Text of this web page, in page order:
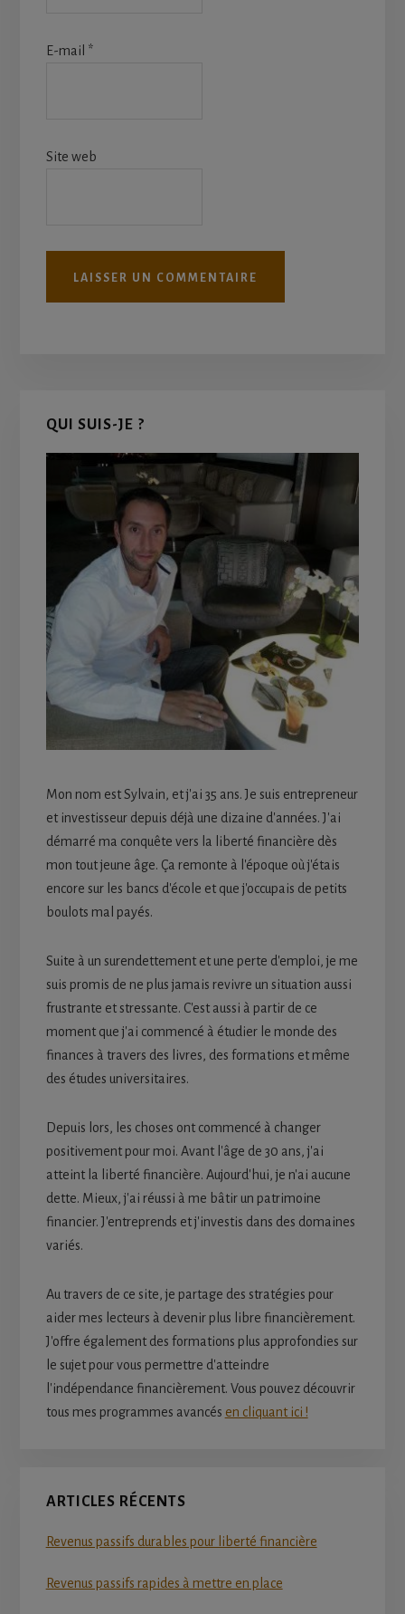
E-mail *
Site web
Primary
Sidebar
QUI SUIS-JE ?
Mon nom est Sylvain, et j'ai 35 ans. Je suis entrepreneur
et investisseur depuis déjà une dizaine d'années. J'ai
démarré ma conquête vers la liberté financière dès
mon tout jeune âge. Ça remonte à l'époque où j'étais
encore sur les bancs d'école et que j'occupais de petits
boulots mal payés.
Suite à un surendettement et une perte d'emploi, je me
suis promis de ne plus jamais revivre un situation aussi
frustrante et stressante. C'est aussi à partir de ce
moment que j'ai commencé à étudier le monde des
finances à travers des livres, des formations et même
des études universitaires.
Depuis lors, les choses ont commencé à changer
positivement pour moi. Avant l'âge de 30 ans, j'ai
atteint la liberté financière. Aujourd'hui, je n'ai aucune
dette. Mieux, j'ai réussi à me bâtir un patrimoine
financier. J'entreprends et j'investis dans des domaines
variés.
Au travers de ce site, je partage des stratégies pour
aider mes lecteurs à devenir plus libre financièrement.
J'offre également des formations plus approfondies sur
le sujet pour vous permettre d'atteindre
l'indépendance financièrement. Vous pouvez découvrir
tous mes programmes avancés en cliquant ici !
ARTICLES RÉCENTS
Revenus passifs durables pour liberté financière
Revenus passifs rapides à mettre en place